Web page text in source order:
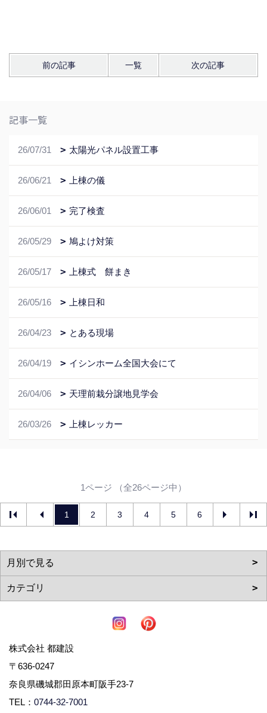
前の記事 一覧 次の記事
記事一覧
26/07/31 太陽光パネル設置工事
26/06/21 上棟の儀
26/06/01 完了検査
26/05/29 鳩よけ対策
26/05/17 上棟式 餅まき
26/05/16 上棟日和
26/04/23 とある現場
26/04/19 イシンホーム全国大会にて
26/04/06 天理前栽分譲地見学会
26/03/26 上棟レッカー
1ページ （全26ページ中）
1 2 3 4 5 6
株式会社 都建設
〒636-0247
奈良県磯城郡田原本町阪手23-7
TEL： 0744-32-7001